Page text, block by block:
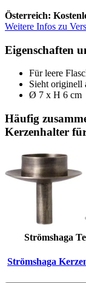
Österreich:
Weitere Infos zu
Eigenschaften
Für leere
Sieht originell
Ø 7 x H 6 cm
Häufig
Kerzenhalter
Strömshaga
Strömshaga